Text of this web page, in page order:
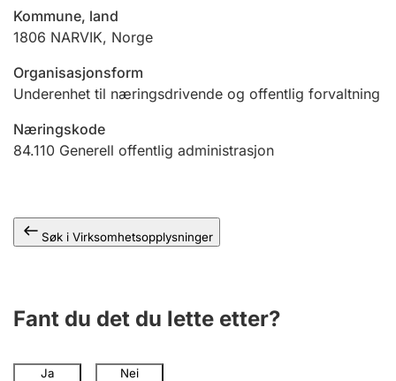
Kommune, land
1806 NARVIK, Norge
Organisasjonsform
Underenhet til næringsdrivende og offentlig forvaltning
Næringskode
84.110 Generell offentlig administrasjon
Søk i Virksomhetsopplysninger
Fant du det du lette etter?
Ja Nei